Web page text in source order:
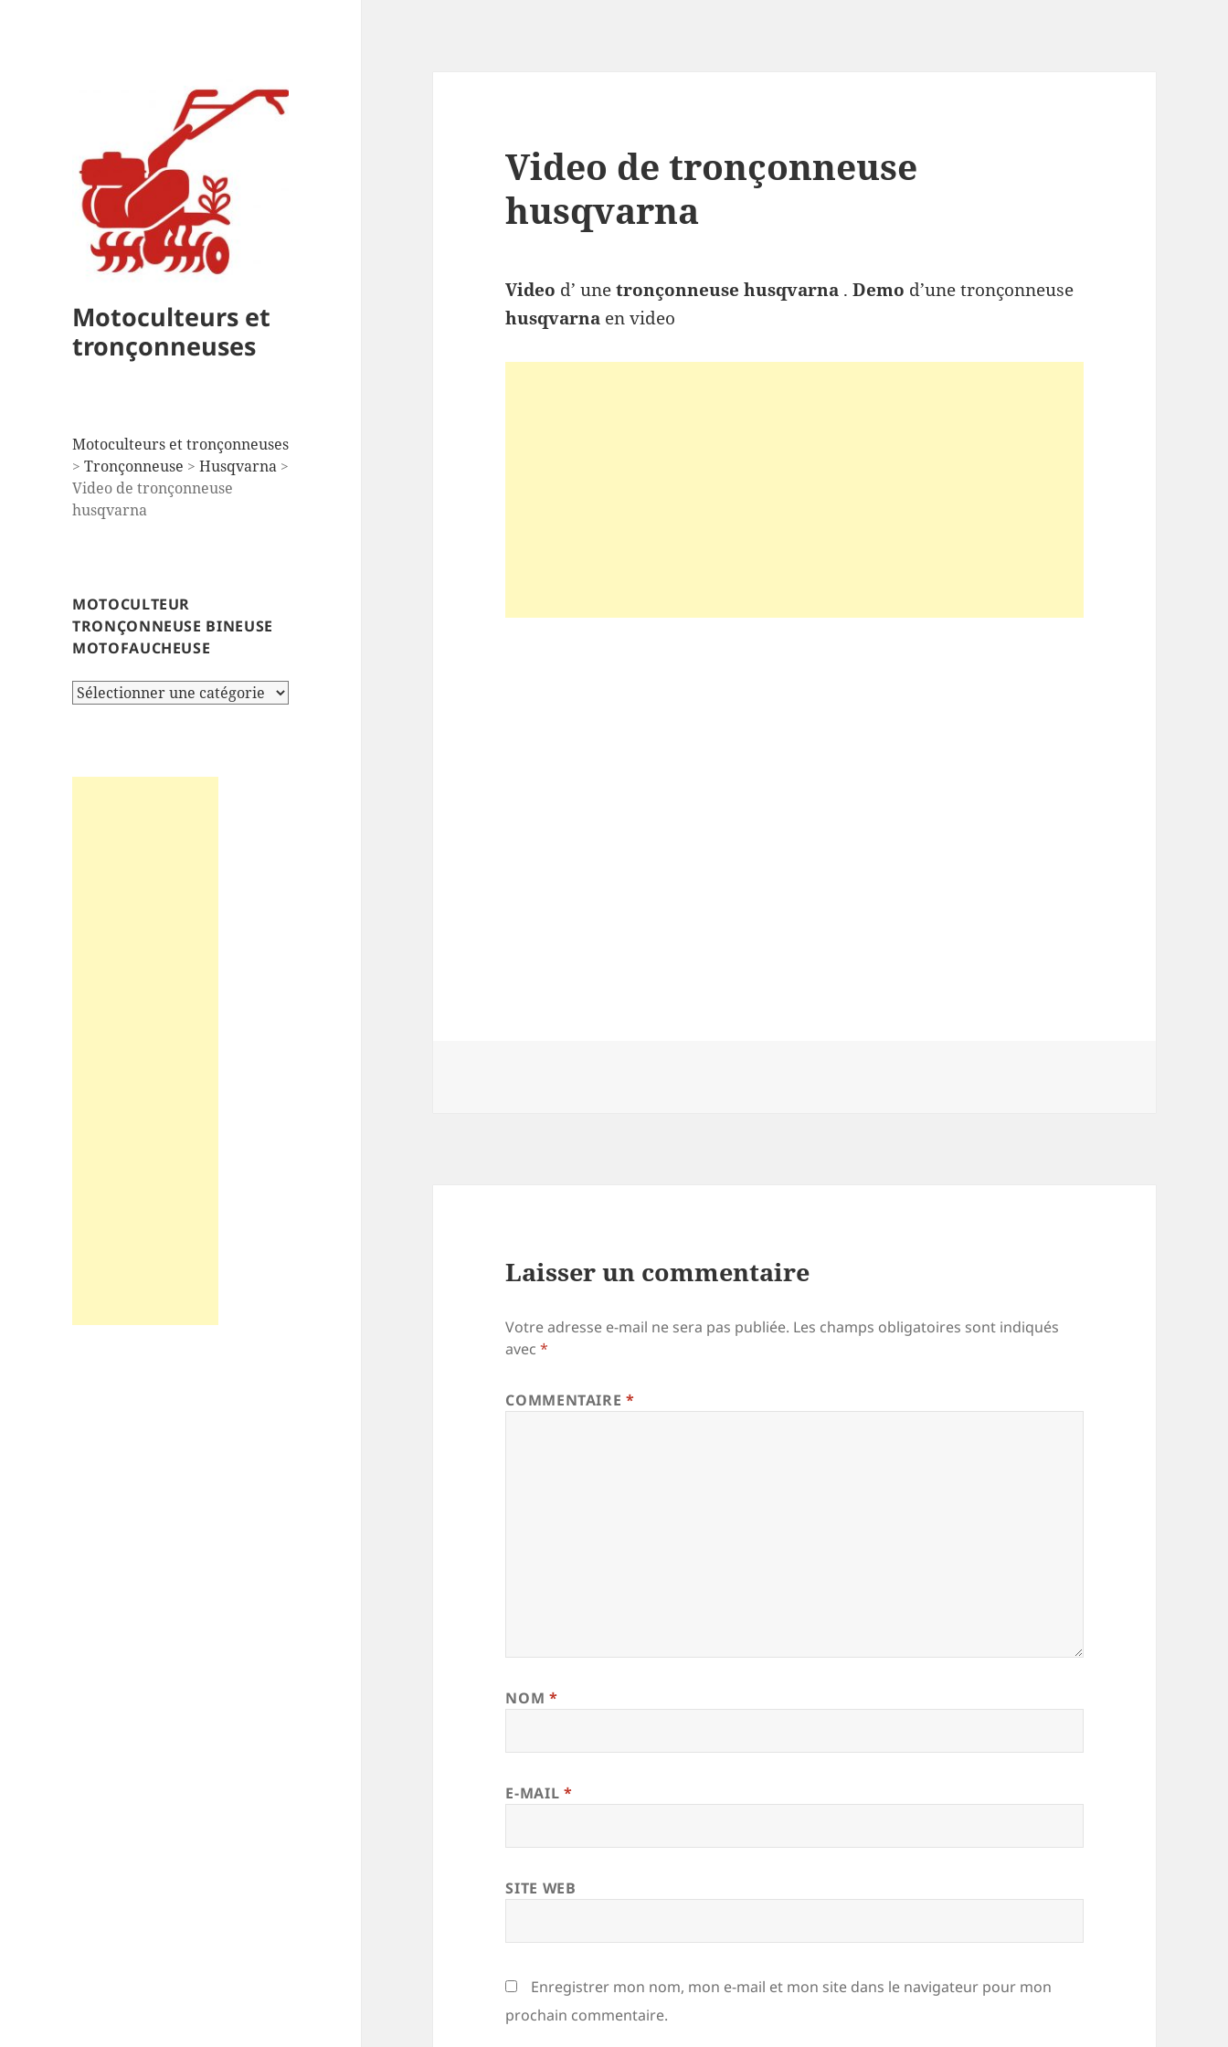
Motoculteurs et
tronçonneuses
Motoculteurs et tronçonneuses
>Tronçonneuse >Husqvarna >
Video de tronçonneuse
husqvarna
MOTOCULTEUR
TRONÇONNEUSE BINEUSE
MOTOFAUCHEUSE
Motoculteur
Video de tronçonneuse
husqvarna
Video d’ unetronçonneuse husqvarna .Demo d’une tronçonneuse
husqvarna en video
Laisser un commentaire
Votre adresse e-mail ne sera pas publiée. Les champs obligatoires sont indiqués
avec*
COMMENTAIRE*
NOM *
E-MAIL *
SITE WEB
Enregistrer mon nom, mon e-mail et mon site dans le navigateur pour mon
prochain commentaire.